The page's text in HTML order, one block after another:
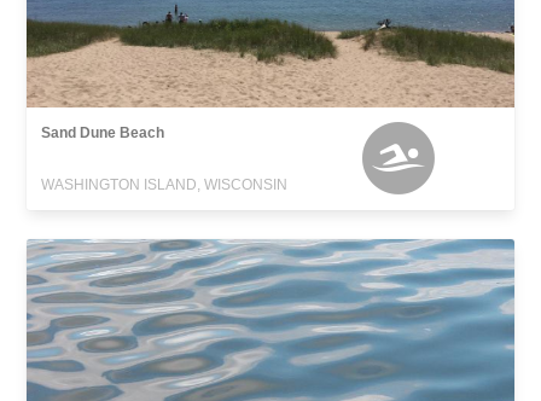
Sand Dune Beach
WASHINGTON ISLAND, WISCONSIN